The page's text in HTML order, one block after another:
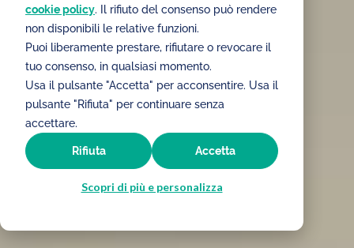
cookie policy. Il rifiuto del consenso può rendere
non disponibili le relative funzioni.
Puoi liberamente prestare, rifiutare o revocare il
tuo consenso, in qualsiasi momento.
Usa il pulsante "Accetta" per acconsentire. Usa il
pulsante "Rifiuta" per continuare senza
accettare.
Scopri di più e personalizza
Accetta
Rifiuta